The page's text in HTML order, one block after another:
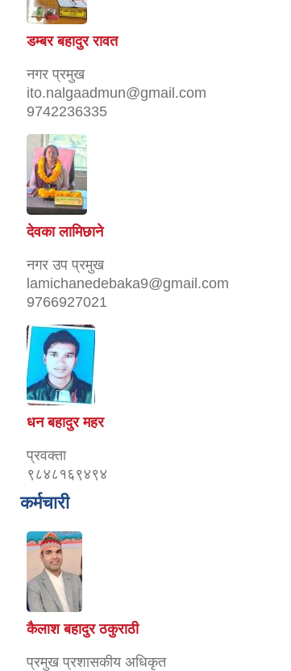
डम्बर बहादुर रावत
नगर प्रमुख
ito.nalgaadmun@gmail.com
9742236335
देवका लामिछाने
नगर उप प्रमुख
lamichanedebaka9@gmail.com
9766927021
धन बहादुर महर
प्रवक्ता
९८४८१६९४९४
कर्मचारी
कैलाश बहादुर ठकुराठी
प्रमुख प्रशासकीय अधिकृत